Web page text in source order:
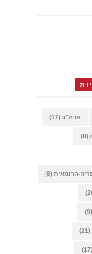
ארה"ב (17)
(8)
הרומאית (8)
(9)
(21)
(17)